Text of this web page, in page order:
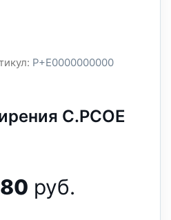
P+E0000000000
C.PCOE
руб.